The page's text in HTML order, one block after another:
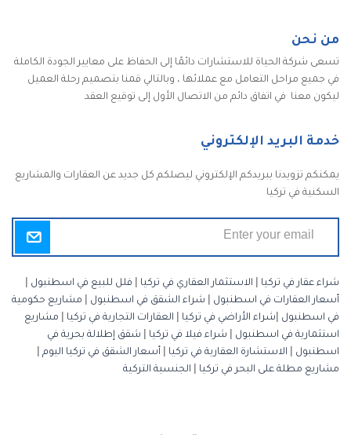
من نحن
تسعى شركة الحياة للاستشارات دائمًا إلى الحفاظ على معايير الجودة الكاملة
في جميع مراحل التعامل مع عملائها ، وبالتالي قمنا بتصميم رحلة العميل
ليكون معنا في اتفاق دائم من الاتصال الأول إلى توقيع العقد
خدمة البريد الإلكتروني
يمكنكم تزويدنا ببريدكم الإلكتروني ليصلكم كل جديد عن العقارات والمشاريع
السكنية في تركيا
شراء عقار في تركيا الاستثمار العقاري في تركيا فلل للبيع في اسطنبول
أسعار العقارات في اسطنبول
شراء الشقق في اسطنبول
مشاريع حكومية
في اسطنبول
شراء الأراضي في تركيا العقارات التجارية في تركيا
مشاريع
استثمارية في اسطنبول
شراء فيلا في تركيا
شقق إطلالة بحرية في
اسطنبول
الاستشارة العقارية في تركيا أسعار الشقق في تركيا اليوم
مشاريع مطلة على البحر في تركيا
الجنسية التركية